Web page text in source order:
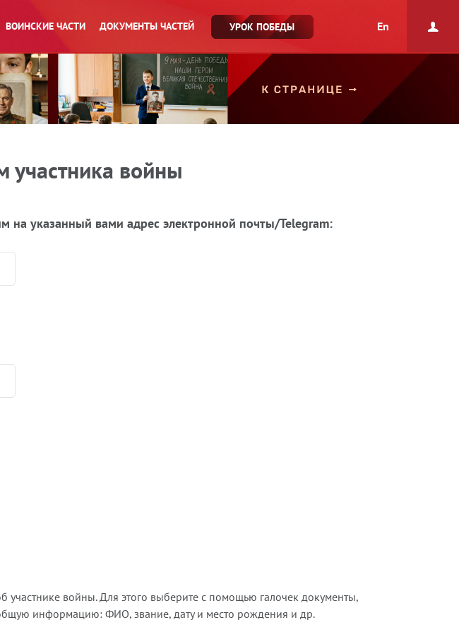
ВОИНСКИЕ ЧАСТИ ДОКУМЕНТЫ ЧАСТЕЙ УРОК ПОБЕДЫ En
участника войны
на указанный вами адрес электронной почты/Telegram:
войны. Для этого выберите с помощью галочек документы,
информацию: ФИО, звание, дату и место рождения и др.